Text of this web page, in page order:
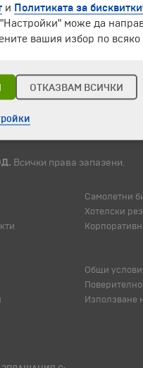
НА
Всички права запазени.
Самолетни
Хотелски
Общи
Използване
и Политиката за
може да
вашия избор по всяко
ОТКАЗВАМ ВСИЧКИ